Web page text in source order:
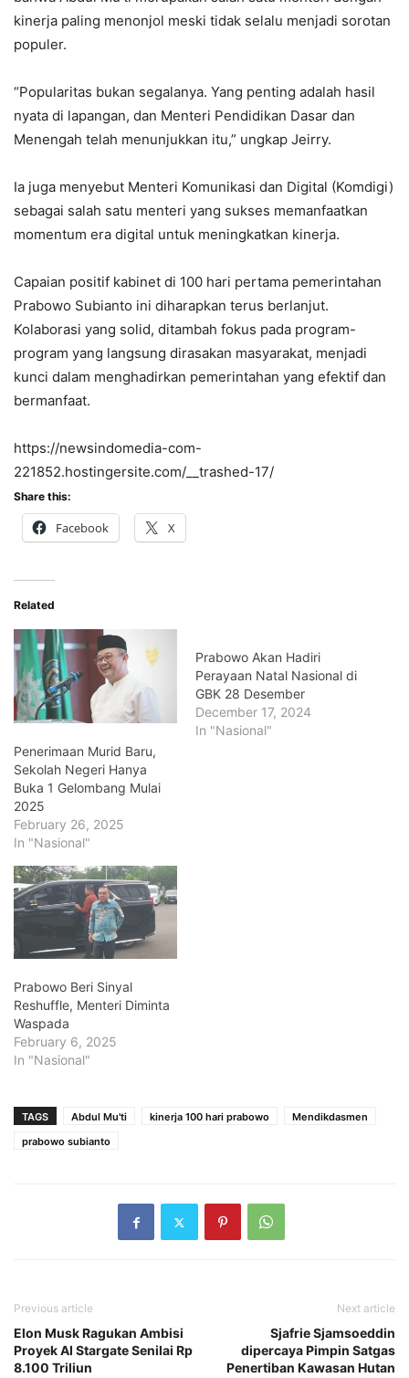
kinerja paling menonjol meski tidak selalu menjadi sorotan
populer.
“Popularitas bukan segalanya. Yang penting adalah hasil
nyata di lapangan, dan Menteri Pendidikan Dasar dan
Menengah telah menunjukkan itu,” ungkap Jeirry.
Ia juga menyebut Menteri Komunikasi dan Digital (Komdigi)
sebagai salah satu menteri yang sukses memanfaatkan
momentum era digital untuk meningkatkan kinerja.
Capaian positif kabinet di 100 hari pertama pemerintahan
Prabowo Subianto ini diharapkan terus berlanjut.
Kolaborasi yang solid, ditambah fokus pada program-
program yang langsung dirasakan masyarakat, menjadi
kunci dalam menghadirkan pemerintahan yang efektif dan
bermanfaat.
https://newsindomedia-com-
221852.hostingersite.com/__trashed-17/
Share this:
Facebook X
Related
Penerimaan Murid Baru,
Sekolah Negeri Hanya
Buka 1 Gelombang Mulai
2025
February 26, 2025
In "Nasional"
Prabowo Akan Hadiri
Perayaan Natal Nasional di
GBK 28 Desember
December 17, 2024
In "Nasional"
Prabowo Beri Sinyal
Reshuffle, Menteri Diminta
Waspada
February 6, 2025
In "Nasional"
TAGS Abdul Mu'ti kinerja 100 hari prabowo
Mendikdasmen
prabowo subianto
Previous article
Elon Musk Ragukan Ambisi
Proyek AI Stargate Senilai Rp
8.100 Triliun
Next article
Sjafrie Sjamsoeddin
dipercaya Pimpin Satgas
Penertiban Kawasan Hutan